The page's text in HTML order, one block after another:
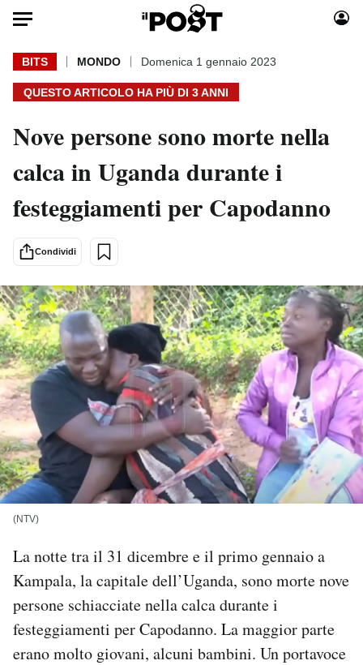
Auto
HOME
Italia
Mondo
Politica
Internet
Scienza
Cultura
Sport
Moda
Consumismi
Ok Boomer!
Mondiali calcio 2026
PODCAST
NEWSLETTER
I MIEI PREFERITI
CALENDARIO
AREA PERSONALE
QUESTO ARTICOLO HA PIÙ DI 3 ANNI
BITS MONDO Domenica 1 gennaio 2023
Nove persone sono morte nella
calca in Uganda durante i
festeggiamenti per Capodanno
Condividi
(NTV)
La notte tra il 31 dicembre e il primo gennaio a
Kampala, la capitale dell’Uganda, sono morte nove
persone schiacciate nella calca durante i
festeggiamenti per Capodanno. La maggior parte
erano molto giovani, alcuni bambini. Un portavoce